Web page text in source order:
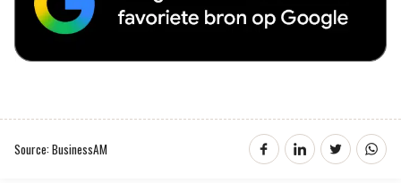
Source: BusinessAM